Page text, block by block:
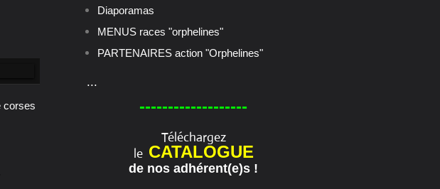
Diaporamas
MENUS races "orphelines"
PARTENAIRES action "Orphelines"
...
-------------------
Téléchargez
le CATALOGUE
de nos adhérent(e)s !